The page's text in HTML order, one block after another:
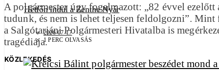
Hétfőn indul a Zenthe Nyár
2026-07-17
1 PERC OLVASÁS
KÖZLEKEDÉS
A polgármester úgy fogalmazott: „82 évvel ezelőtt
tudunk, és nem is lehet teljesen feldolgozni”.
a Salgótarjáni Polgármesteri Hivatalba is
tragédiája.